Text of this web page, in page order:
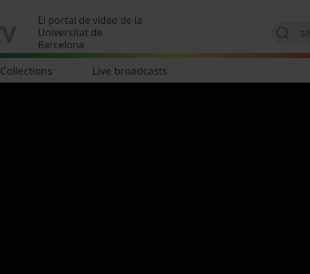
El portal de vídeo de la
Universitat de
Barcelona
Collections Live broadcasts